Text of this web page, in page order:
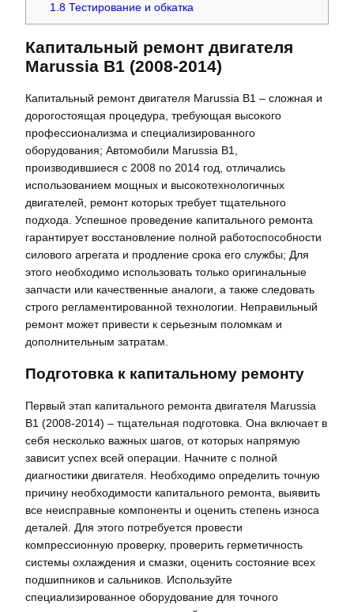
1.8 Тестирование и обкатка
Капитальный ремонт двигателя
Marussia B1 (2008-2014)
Капитальный ремонт двигателя Marussia B1 – сложная и
дорогостоящая процедура, требующая высокого
профессионализма и специализированного
оборудования; Автомобили Marussia B1,
производившиеся с 2008 по 2014 год, отличались
использованием мощных и высокотехнологичных
двигателей, ремонт которых требует тщательного
подхода. Успешное проведение капитального ремонта
гарантирует восстановление полной работоспособности
силового агрегата и продление срока его службы; Для
этого необходимо использовать только оригинальные
запчасти или качественные аналоги, а также следовать
строго регламентированной технологии. Неправильный
ремонт может привести к серьезным поломкам и
дополнительным затратам.
Подготовка к капитальному ремонту
Первый этап капитального ремонта двигателя Marussia
B1 (2008-2014) – тщательная подготовка. Она включает в
себя несколько важных шагов, от которых напрямую
зависит успех всей операции. Начните с полной
диагностики двигателя. Необходимо определить точную
причину необходимости капитального ремонта, выявить
все неисправные компоненты и оценить степень износа
деталей. Для этого потребуется провести
компрессионную проверку, проверить герметичность
системы охлаждения и смазки, оценить состояние всех
подшипников и сальников. Используйте
специализированное оборудование для точного